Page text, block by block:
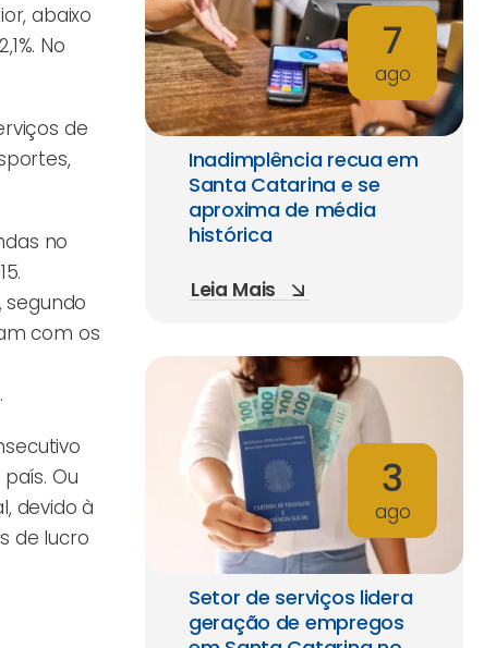
abaixo
No
de
no
segundo
com os
Ou
devido à
de lucro
7
ago
Inadimplência recua em
Santa Catarina e se
aproxima de média
histórica
Leia Mais
3
ago
Setor de serviços lidera
geração de empregos